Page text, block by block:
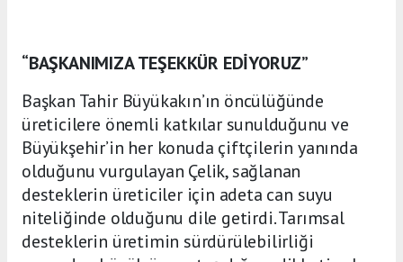
“BAŞKANIMIZA TEŞEKKÜR EDİYORUZ”
Başkan Tahir Büyükakın’ın öncülüğünde
üreticilere önemli katkılar sunulduğunu ve
Büyükşehir’in her konuda çiftçilerin yanında
olduğunu vurgulayan Çelik, sağlanan
desteklerin üreticiler için adeta can suyu
niteliğinde olduğunu dile getirdi. Tarımsal
desteklerin üretimin sürdürülebilirliği